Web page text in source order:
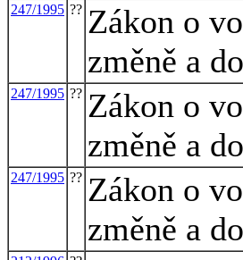
247/1995 ?? Zákon o
změně a
247/1995 ?? Zákon o
změně a
247/1995 ?? Zákon o
změně a